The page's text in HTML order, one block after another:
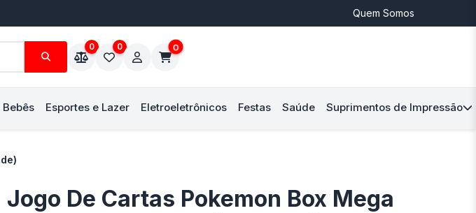
Quem Somos
0 0 0
Bebês Esportes e Lazer Eletroeletrônicos Festas Saúde Suprimentos de Impressão
Jogo De Cartas Pokemon Box Mega